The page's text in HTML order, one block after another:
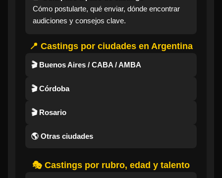
Cómo postularte, qué enviar, dónde encontrar
audiciones y consejos clave.
📍 Castings por ciudades en Argentina
🎬 Buenos Aires / CABA / AMBA
🎬 Córdoba
🎬 Rosario
🌎 Otras ciudades
🎭 Castings por rubro, edad y talento